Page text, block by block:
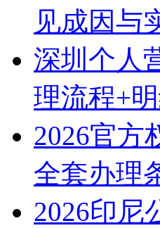
见成因与
深圳个人
理流程+
2026官方
全套办理
2026印尼